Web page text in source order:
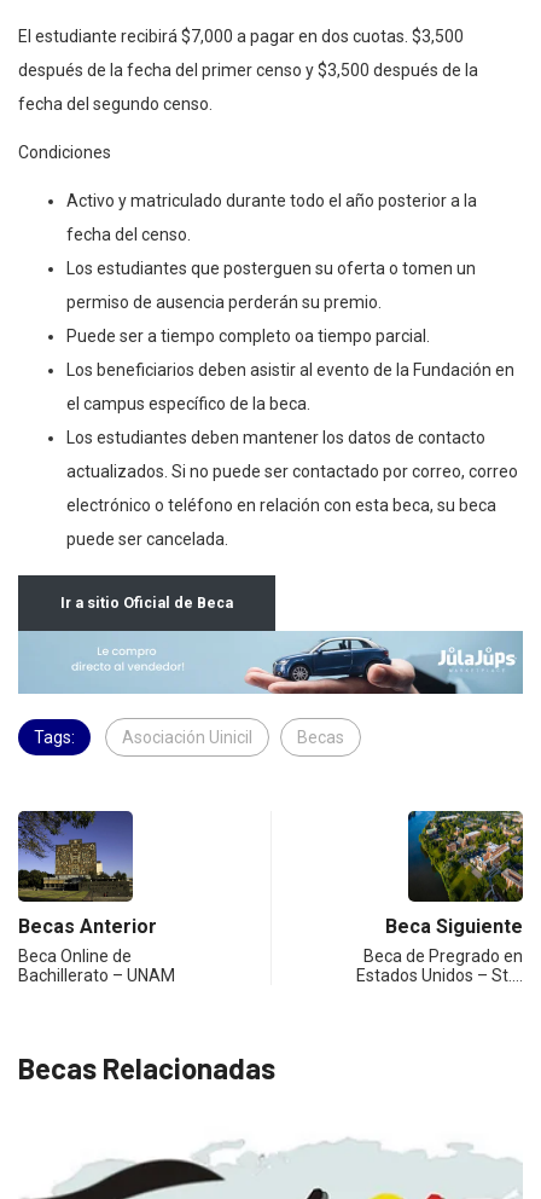
El estudiante recibirá $7,000 a pagar en dos cuotas. $3,500
después de la fecha del primer censo y $3,500 después de la
fecha del segundo censo.
Condiciones
Activo y matriculado durante todo el año posterior a la
fecha del censo.
Los estudiantes que posterguen su oferta o tomen un
permiso de ausencia perderán su premio.
Puede ser a tiempo completo oa tiempo parcial.
Los beneficiarios deben asistir al evento de la Fundación en
el campus específico de la beca.
Los estudiantes deben mantener los datos de contacto
actualizados. Si no puede ser contactado por correo, correo
electrónico o teléfono en relación con esta beca, su beca
puede ser cancelada.
Ir a sitio Oficial de Beca
Tags: Asociación Uinicil Becas
Becas Anterior
Beca Online de
Bachillerato – UNAM
Beca Siguiente
Beca de Pregrado en
Estados Unidos – St.…
Becas Relacionadas